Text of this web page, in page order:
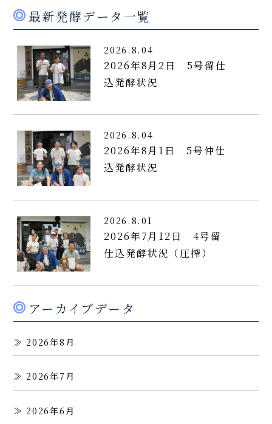
最新発酵データ一覧
2026.8.04
2026年8月2日 5号留仕
込発酵状況
2026.8.04
2026年8月1日 5号仲仕
込発酵状況
2026.8.01
2026年7月12日 4号留
仕込発酵状況（圧搾）
アーカイブデータ
2026年8月
2026年7月
2026年6月